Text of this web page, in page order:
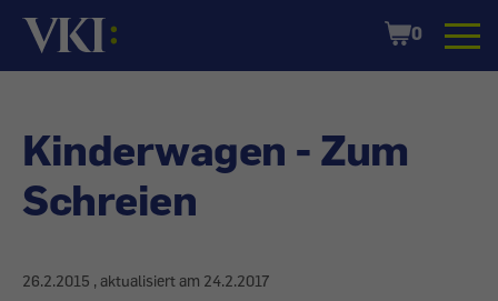
Startseite
Shopping
Cart
0
Kinderwagen - Zum
Schreien
26.2.2015 , aktualisiert am 24.2.2017